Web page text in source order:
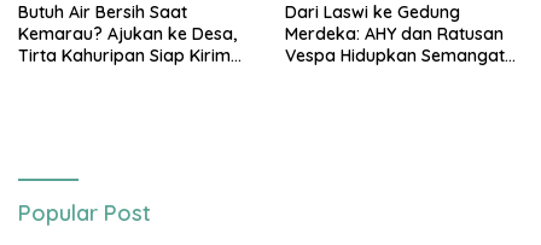
Butuh Air Bersih Saat
Kemarau? Ajukan ke Desa,
Tirta Kahuripan Siap Kirim
Dari Laswi ke Gedung
Merdeka: AHY dan Ratusan
Vespa Hidupkan Semangat
Popular Post